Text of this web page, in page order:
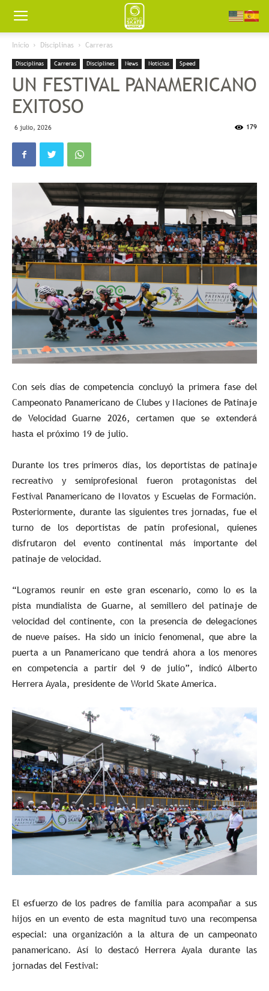
Worldskate
America
Inicio Disciplinas Carreras
Disciplinas Carreras Disciplines News Noticias Speed
UN FESTIVAL PANAMERICANO
EXITOSO
6 julio, 2026 179
Con seis días de competencia concluyó la primera fase del
Campeonato Panamericano de Clubes y Naciones de Patinaje
de Velocidad Guarne 2026, certamen que se extenderá
hasta el próximo 19 de julio.
Durante los tres primeros días, los deportistas de patinaje
recreativo y semiprofesional fueron protagonistas del
Festival Panamericano de Novatos y Escuelas de Formación.
Posteriormente, durante las siguientes tres jornadas, fue el
turno de los deportistas de patín profesional, quienes
disfrutaron del evento continental más importante del
patinaje de velocidad.
“Logramos reunir en este gran escenario, como lo es la
pista mundialista de Guarne, al semillero del patinaje de
velocidad del continente, con la presencia de delegaciones
de nueve países. Ha sido un inicio fenomenal, que abre la
puerta a un Panamericano que tendrá ahora a los menores
en competencia a partir del 9 de julio”, indicó Alberto
Herrera Ayala, presidente de World Skate America.
El esfuerzo de los padres de familia para acompañar a sus
hijos en un evento de esta magnitud tuvo una recompensa
especial: una organización a la altura de un campeonato
panamericano. Así lo destacó Herrera Ayala durante las
jornadas del Festival: